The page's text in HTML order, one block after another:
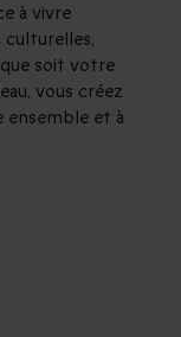
à vivre
culturelles,
soit votre
vous créez
ensemble et à